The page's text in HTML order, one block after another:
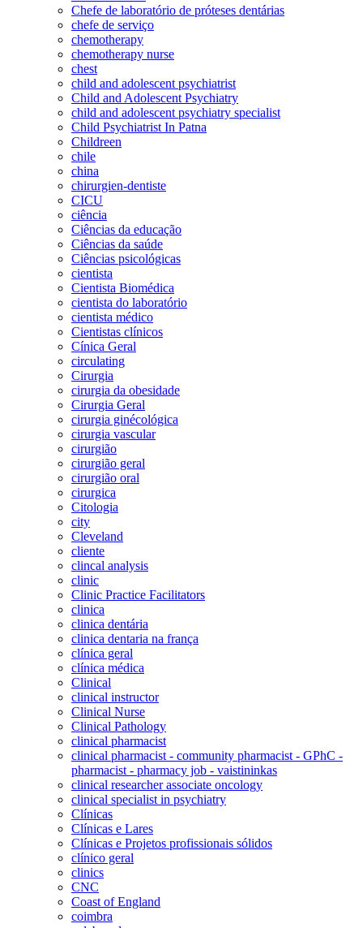
Chefe de laboratório de próteses dentárias
chefe de serviço
chemotherapy
chemotherapy nurse
chest
child and adolescent psychiatrist
Child and Adolescent Psychiatry
child and adolescent psychiatry specialist
Child Psychiatrist In Patna
Childreen
chile
china
chirurgien-dentiste
CICU
ciência
Ciências da educação
Ciências da saúde
Ciências psicológicas
cientista
Cientista Biomédica
cientista do laboratório
cientista médico
Cientistas clínicos
Cínica Geral
circulating
Cirurgia
cirurgia da obesidade
Cirurgia Geral
cirurgia ginécológica
cirurgia vascular
cirurgião
cirurgião geral
cirurgião oral
cirurgica
Citologia
city
Cleveland
cliente
clincal analysis
clinic
Clinic Practice Facilitators
clinica
clinica dentária
clinica dentaria na frança
clínica geral
clínica médica
Clinical
clinical instructor
Clinical Nurse
Clinical Pathology
clinical pharmacist
clinical pharmacist - community pharmacist - GPhC -
pharmacist - pharmacy job - vaistininkas
clinical researcher associate oncology
clinical specialist in psychiatry
Clínicas
Clínicas e Lares
Clínicas e Projetos profissionais sólidos
clínico geral
clinics
CNC
Coast of England
coimbra